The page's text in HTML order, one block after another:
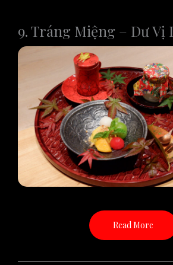
9. Tráng Miệng – Dư Vị
Read More